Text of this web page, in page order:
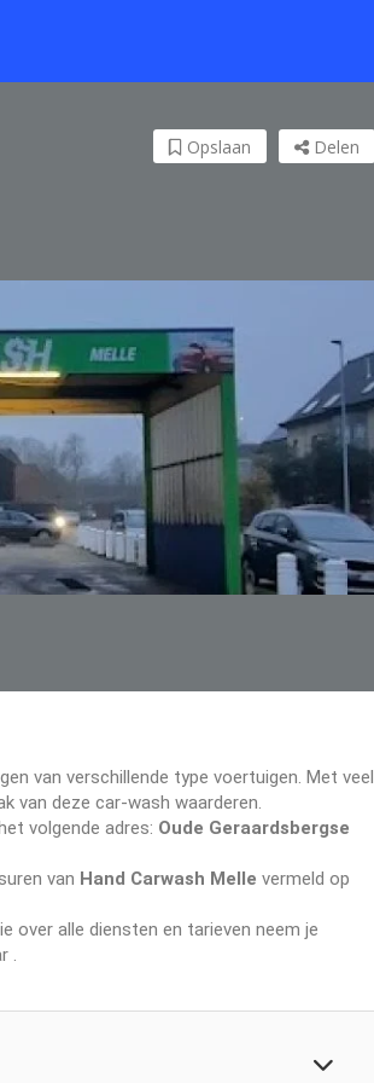
Delen
Opslaan
van verschillende type voertuigen. Met veel
van deze car-wash waarderen.
volgende adres: Oude Geraardsbergse
van Hand Carwash Melle vermeld op
over alle diensten en tarieven neem je
.